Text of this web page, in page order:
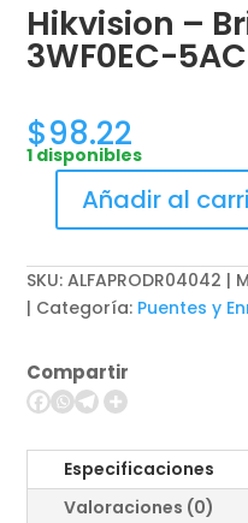
Hikvision –
3WF0EC-
$98.22
1 disponibles
Hikvision
Bridge
-
DS-
5ACT(O-
STD)
Añadir al
SKU:ALFAPRODR04042 |
Categoría: Puentes y
Compartir
Especificaciones
Valoraciones (0)